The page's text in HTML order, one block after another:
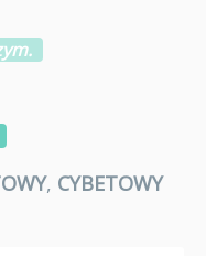
, CYBETOWY